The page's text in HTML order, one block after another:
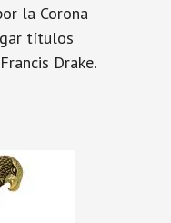
la Corona
títulos
Drake.